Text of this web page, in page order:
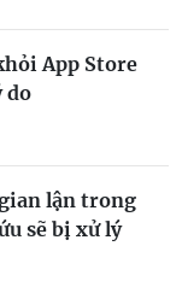
App Store
do
lận trong
sẽ bị xử lý